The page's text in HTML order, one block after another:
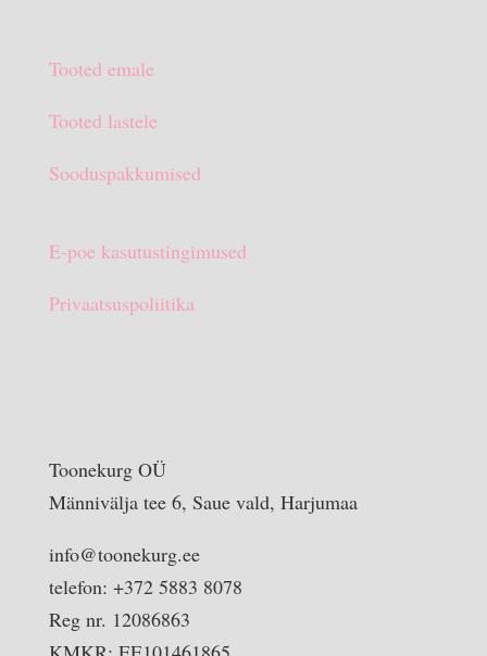
€15.90.
Tooted emale
Tooted lastele
Sooduspakkumised
E-poe kasutustingimused
Privaatsuspoliitika
Toonekurg OÜ
Männivälja tee 6, Saue vald, Harjumaa
info@toonekurg.ee
telefon: +372 5883 8078
Reg nr. 12086863